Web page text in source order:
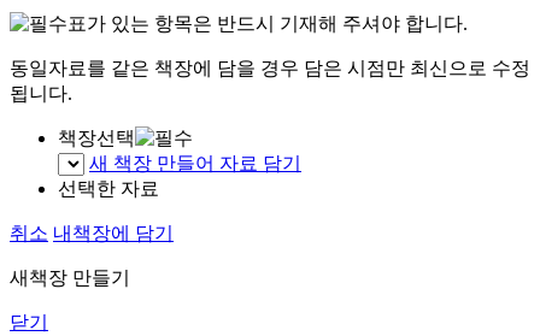
표가 있는 항목은 반드시 기재해 주셔야 합니다.
동일자료를 같은 책장에 담을 경우 담은 시점만 최신으로 수정
됩니다.
책장선택
새 책장 만들어 자료 담기
선택한 자료
취소 내책장에 담기
새책장 만들기
닫기